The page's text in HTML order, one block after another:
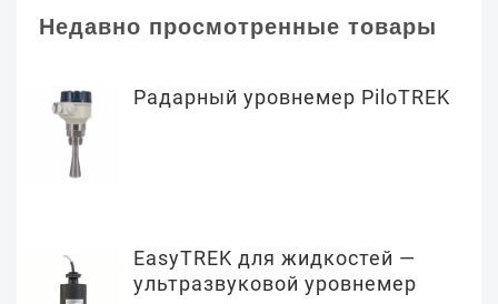
Недавно просмотренные товары
Радарный уровнемер PiloTREK
EasyTREK для жидкостей —
ультразвуковой уровнемер